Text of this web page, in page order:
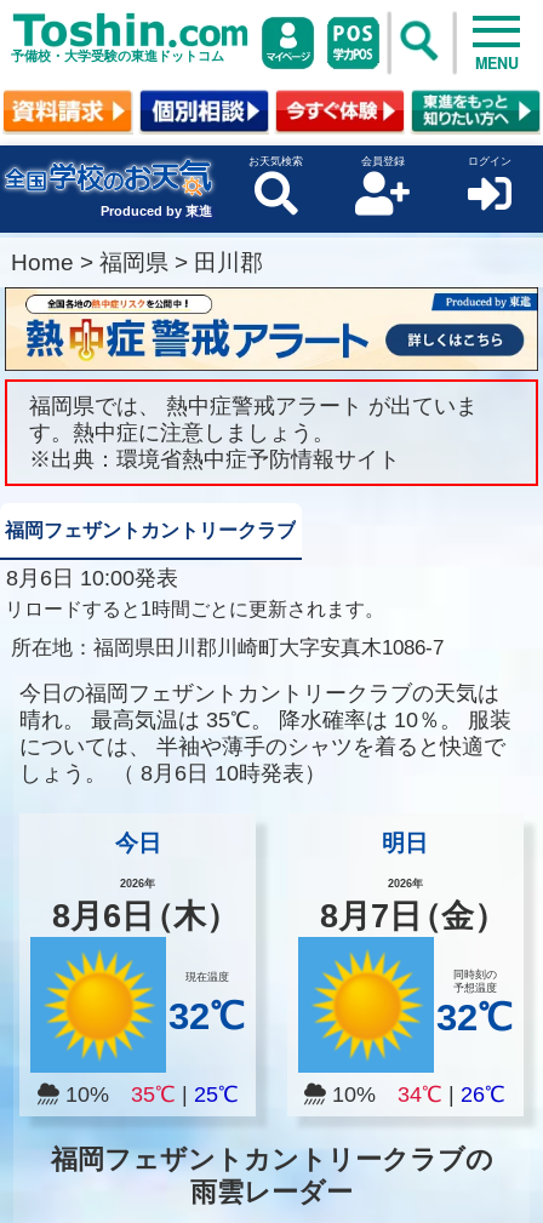
予備校・大学受験の東進ドットコム MENU
Produced by 東進
お天気検索 会員登録 ログイン
Home > 福岡県 > 田川郡
福岡県では、 熱中症警戒アラート が出ていま
す。熱中症に注意しましょう。
※出典：環境省熱中症予防情報サイト
福岡フェザントカントリークラブ
8月6日 10:00発表
リロードすると1時間ごとに更新されます。
所在地： 福岡県田川郡川崎町大字安真木1086-7
今日の福岡フェザントカントリークラブの天気は
晴れ。
最高気温は 35℃。 降水確率は 10％。
服装
については、
半袖や薄手のシャツを着ると快適で
しょう。
（ 8月6日 10時発表）
今日
2026年
8月 6 日（木）
現在温度
32℃
10% 35℃ 25℃
明日
2026年
8月 7 日（金）
同時刻の
予想温度
32℃
10%34℃ |26℃
福岡フェザントカントリークラブの
雨雲レーダー